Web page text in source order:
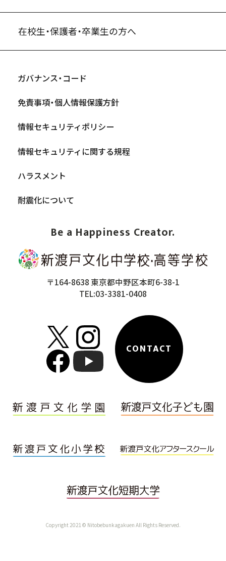
Be a Happiness Creator.
〒164-8638 東京都中野区本町6-38-1
TEL:03-3381-0408
CONTACT
在校生・保護者・卒業生の方へ
ガバナンス・コード
免責事項・個人情報保護方針
情報セキュリティポリシー
情報セキュリティに関する規程
ハラスメント
耐震化について
Copyright 2021© Nitobebunkagakuen All Rights Reserved.